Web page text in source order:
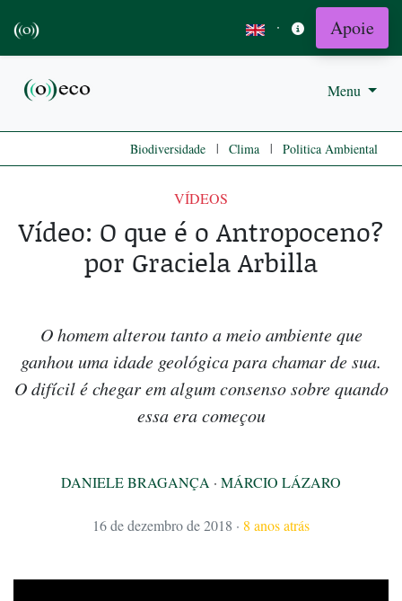
· Apoie
Menu
Biodiversidade | Clima | Politica Ambiental
VÍDEOS
Vídeo: O que é o Antropoceno?
por Graciela Arbilla
O homem alterou tanto a meio ambiente que
ganhou uma idade geológica para chamar de sua.
O difícil é chegar em algum consenso sobre quando
essa era começou
DANIELE BRAGANÇA · MÁRCIO LÁZARO
16 de dezembro de 2018 · 8 anos atrás